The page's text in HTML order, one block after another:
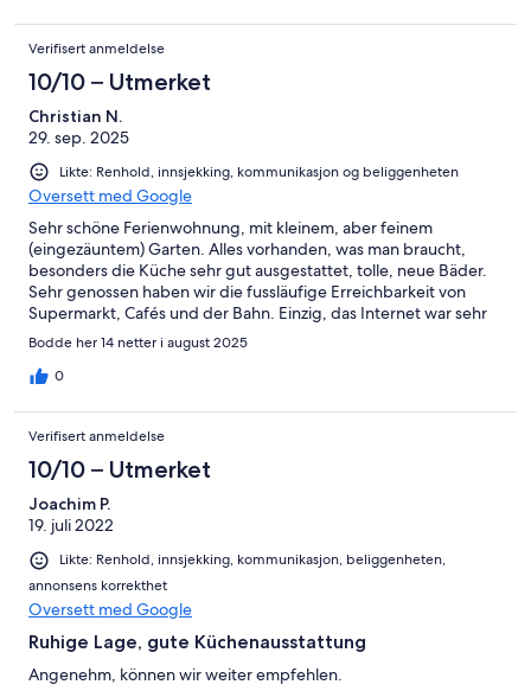
Verifisert anmeldelse
10/10 – Utmerket
Christian N.
29. sep. 2025
Likte: Renhold, innsjekking, kommunikasjon og beliggenheten
Oversett med Google
Sehr schöne Ferienwohnung, mit kleinem, aber feinem
(eingezäuntem) Garten. Alles vorhanden, was man braucht,
besonders die Küche sehr gut ausgestattet, tolle, neue Bäder.
Sehr genossen haben wir die fussläufige Erreichbarkeit von
Supermarkt, Cafés und der Bahn. Einzig, das Internet war sehr
langsam und hatte viele Ausfälle.
Bodde her 14 netter i august 2025
0
Verifisert anmeldelse
10/10 – Utmerket
Joachim P.
19. juli 2022
Likte: Renhold, innsjekking, kommunikasjon, beliggenheten,
annonsens korrekthet
Oversett med Google
Ruhige Lage, gute Küchenausstattung
Angenehm, können wir weiter empfehlen.